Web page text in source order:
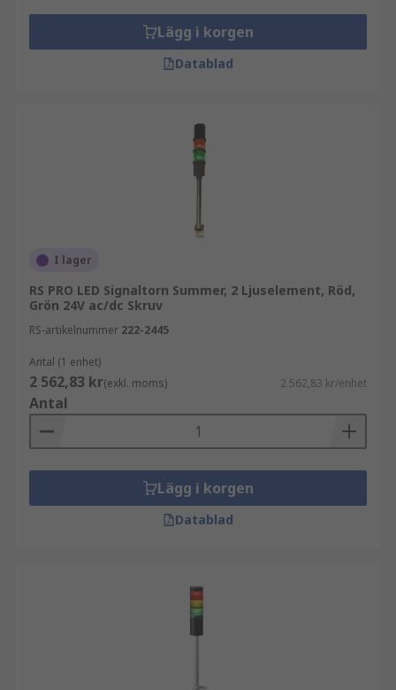
Lägg i korgen
Datablad
I lager
RS PRO LED Signaltorn Summer, 2 Ljuselement, Röd,
Grön 24V ac/dc Skruv
RS-artikelnummer 222-2445
Antal (1 enhet)
2 562,83 kr(exkl. moms) 2 562,83 kr/enhet
Antal
Lägg i korgen
Datablad